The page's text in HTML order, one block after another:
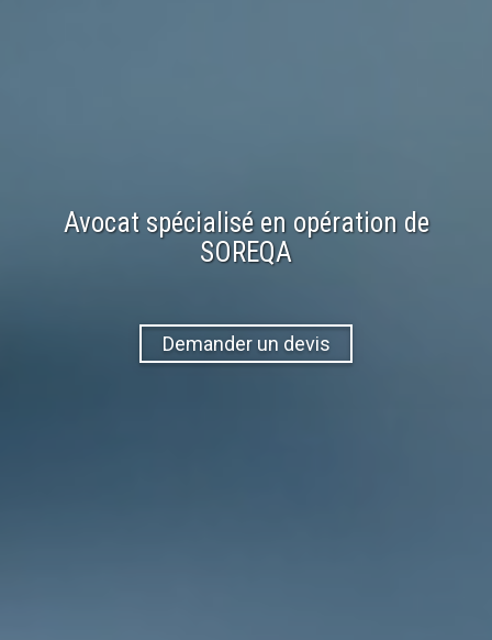
Avocat spécialisé en opérationde
SOREQA
Demander un devis